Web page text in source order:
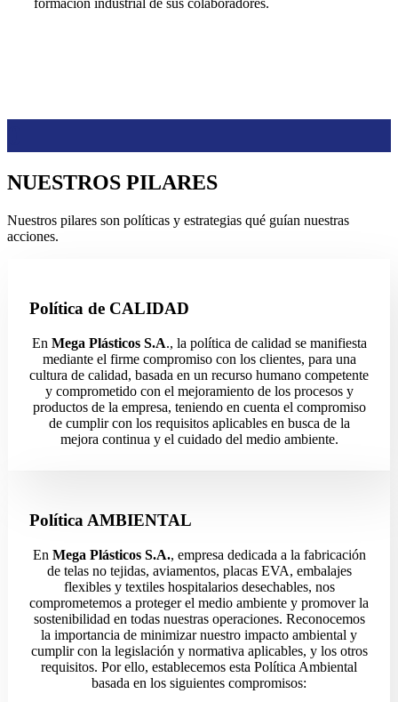
formación industrial de sus colaboradores.
NUESTROS PILARES
Nuestros pilares son políticas y estrategias qué guían nuestras
acciones.
Política de CALIDAD
En Mega Plásticos S.A., la política de calidad se manifiesta
mediante el firme compromiso con los clientes, para una
cultura de calidad, basada en un recurso humano competente
y comprometido con el mejoramiento de los procesos y
productos de la empresa, teniendo en cuenta el compromiso
de cumplir con los requisitos aplicables en busca de la
mejora continua y el cuidado del medio ambiente.
Política AMBIENTAL
En Mega Plásticos S.A., empresa dedicada a la fabricación
de telas no tejidas, aviamentos, placas EVA, embalajes
flexibles y textiles hospitalarios desechables, nos
comprometemos a proteger el medio ambiente y promover la
sostenibilidad en todas nuestras operaciones. Reconocemos
la importancia de minimizar nuestro impacto ambiental y
cumplir con la legislación y normativa aplicables, y los otros
requisitos. Por ello, establecemos esta Política Ambiental
basada en los siguientes compromisos: